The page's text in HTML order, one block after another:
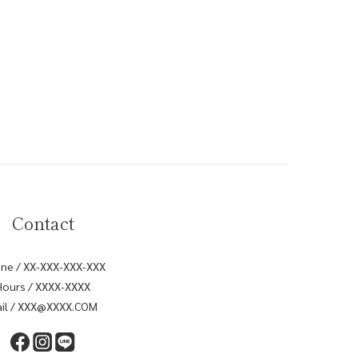
Contact
/ XX-XXX-XXX-XXX
/ XXXX-XXXX
/ XXX@XXXX.COM